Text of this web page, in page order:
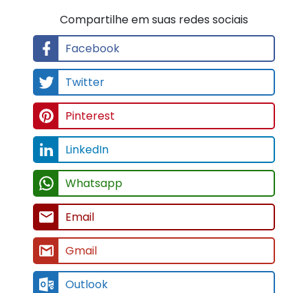
Compartilhe em suas redes sociais
Facebook
Twitter
Pinterest
LinkedIn
Whatsapp
Email
Gmail
Outlook